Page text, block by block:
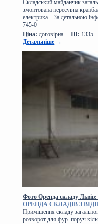
Складський майданчик
змонтована пересувна
електрика. За детальною
745-0
Ціна: договірна ID: 1335
Детальніше →
Фото Оренда складу
ОРЕНДА СКЛАДІВ З
Приміщення складу
розворот для фур. поруч